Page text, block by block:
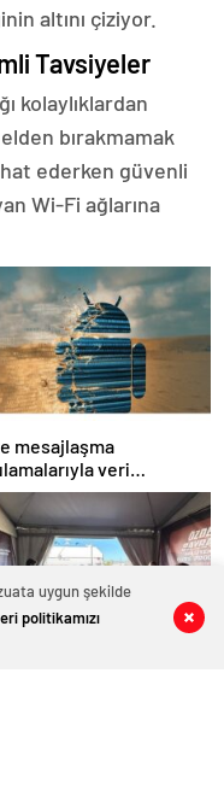
altını çiziyor.
Tavsiyeler
kolaylıklardan
bırakmamak
ederken güvenli
Wi-Fi ağlarına
mesajlaşma
veri
Haber Şafak
uygun şekilde
politikamızı